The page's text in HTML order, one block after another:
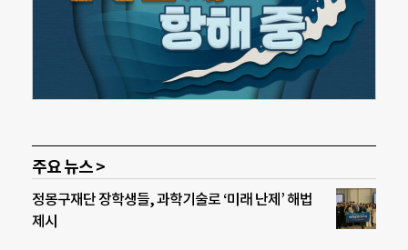
주요 뉴스 >
정몽구재단 장학생들, 과학기술로 ‘미래 난제’ 해법
제시